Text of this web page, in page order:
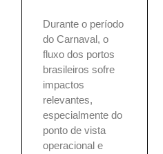
Durante o período
do Carnaval, o
fluxo dos portos
brasileiros sofre
impactos
relevantes,
especialmente do
ponto de vista
operacional e